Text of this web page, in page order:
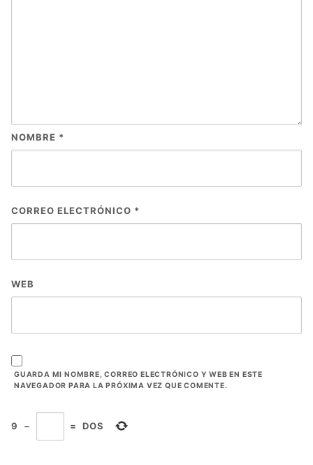
NOMBRE *
CORREO ELECTRÓNICO *
WEB
GUARDA MI NOMBRE, CORREO ELECTRÓNICO Y WEB EN ESTE
NAVEGADOR PARA LA PRÓXIMA VEZ QUE COMENTE.
9 − = DOS